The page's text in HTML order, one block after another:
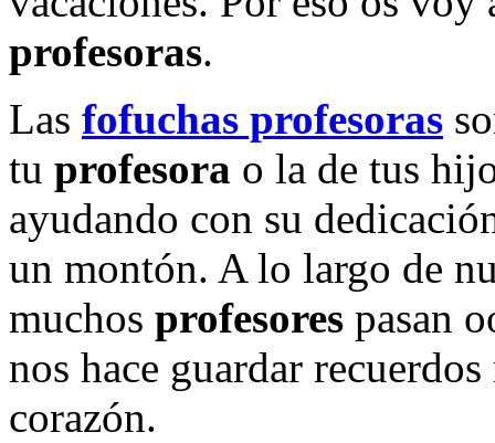
profesoras.
Las fofuchas profesoras
tu profesora o la de tus
ayudando con su
un montón. A lo largo de
muchos profesores pasan
nos hace guardar
corazón.